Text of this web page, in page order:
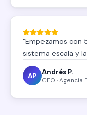
“Empezamos con
sistema escala y
AP Andrés P.
CEO ·